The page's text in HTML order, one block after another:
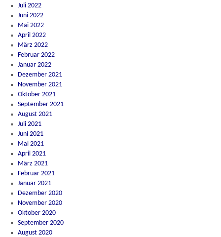
Juli 2022
Juni 2022
Mai 2022
April 2022
März 2022
Februar 2022
Januar 2022
Dezember 2021
November 2021
Oktober 2021
September 2021
August 2021
Juli 2021
Juni 2021
Mai 2021
April 2021
März 2021
Februar 2021
Januar 2021
Dezember 2020
November 2020
Oktober 2020
September 2020
August 2020